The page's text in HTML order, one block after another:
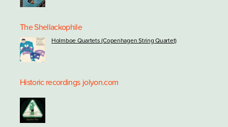
The Shellackophile
Holmboe Quartets (Copenhagen String Quartet)
Historic recordings jolyon.com